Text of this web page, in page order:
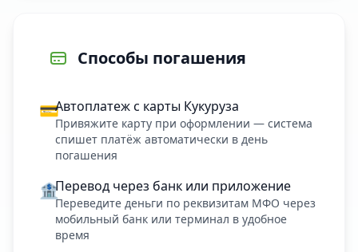
Способы погашения
💳Автоплатеж с карты Кукуруза
Привяжите карту при оформлении — система
спишет платёж автоматически в день
погашения
🏦Перевод через банк или приложение
Переведите деньги по реквизитам МФО через
мобильный банк или терминал в удобное
время